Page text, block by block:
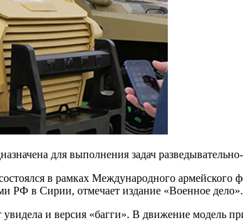
для выполнения задач
в рамках Международного армейского
РФ в Сирии, отмечает издание «Военное дело».
и версия «багги». В движение модель